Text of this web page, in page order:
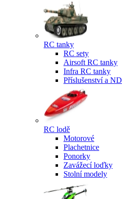
RC tanky
RC sety
Airsoft RC tanky
Infra RC tanky
Příslušenství a ND
RC lodě
Motorové
Plachetnice
Ponorky
Zavážecí loďky
Stolní modely